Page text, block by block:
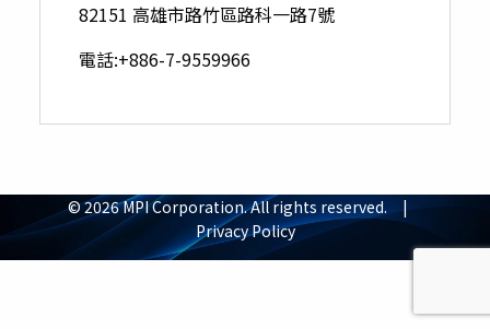
82151 高雄市路竹區路科一路7號
電話:+886-7-9559966
© 2026 MPI Corporation. All rights reserved. |
Privacy Policy